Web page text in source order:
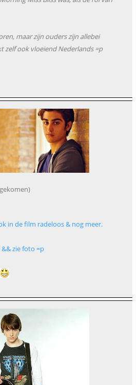
maar zijn ouders zijn allebei
zelf ook vloeiend Nederlands =p
in de film radeloos & nog meer.
zie foto =p